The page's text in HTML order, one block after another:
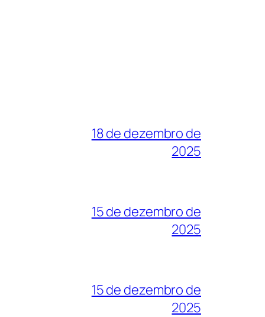
18 de dezembro de
2025
15 de dezembro de
2025
15 de dezembro de
2025